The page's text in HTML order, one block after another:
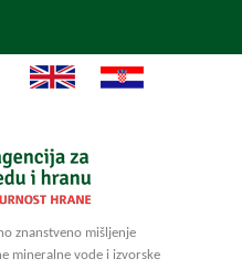
znanstveno mišljenje
mineralne vode i izvorske